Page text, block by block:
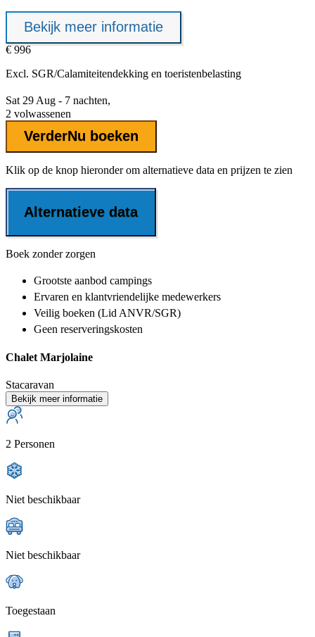
Bekijk meer informatie
€ 996
Excl. SGR/Calamiteitendekking en toeristenbelasting
Sat 29 Aug - 7 nachten,
2 volwassenen
VerderNu boeken
Klik op de knop hieronder om alternatieve data en prijzen te zien
Alternatieve data
Boek zonder zorgen
Grootste aanbod campings
Ervaren en klantvriendelijke medewerkers
Veilig boeken (Lid ANVR/SGR)
Geen reserveringskosten
Chalet Marjolaine
Stacaravan
Bekijk meer informatie
2 Personen
Niet beschikbaar
Niet beschikbaar
Toegestaan